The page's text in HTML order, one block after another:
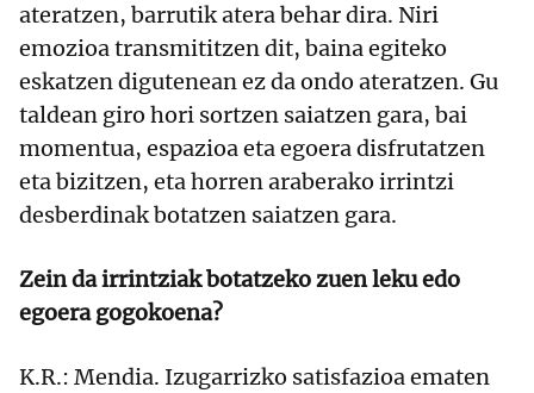
ateratzen, barrutik atera behar dira. Niri
emozioa transmititzen dit, baina egiteko
eskatzen digutenean ez da ondo ateratzen. Gu
taldean giro hori sortzen saiatzen gara, bai
momentua, espazioa eta egoera disfrutatzen
eta bizitzen, eta horren araberako irrintzi
desberdinak botatzen saiatzen gara.
Zein da irrintziak botatzeko zuen leku edo
egoera gogokoena?
K.R.: Mendia. Izugarrizko satisfazioa ematen